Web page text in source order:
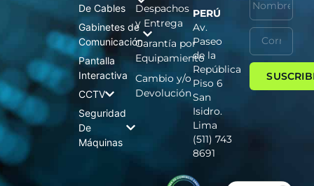
De Cables
Gabinetes de
Comunicación
Pantalla
Interactiva
CCTV
Seguridad
De
Máquinas
Despachos
y Entrega
Garantía por
Equipamiento
Cambio y/o
Devolución
PERÚ
Av.
Paseo
de la
República
Piso 6
San
Isidro.
Lima
(511) 743
8691